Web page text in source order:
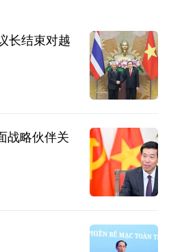
长结束对越
战略伙伴关